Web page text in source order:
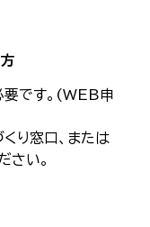
です。(WEB申
り窓口、または
さい。